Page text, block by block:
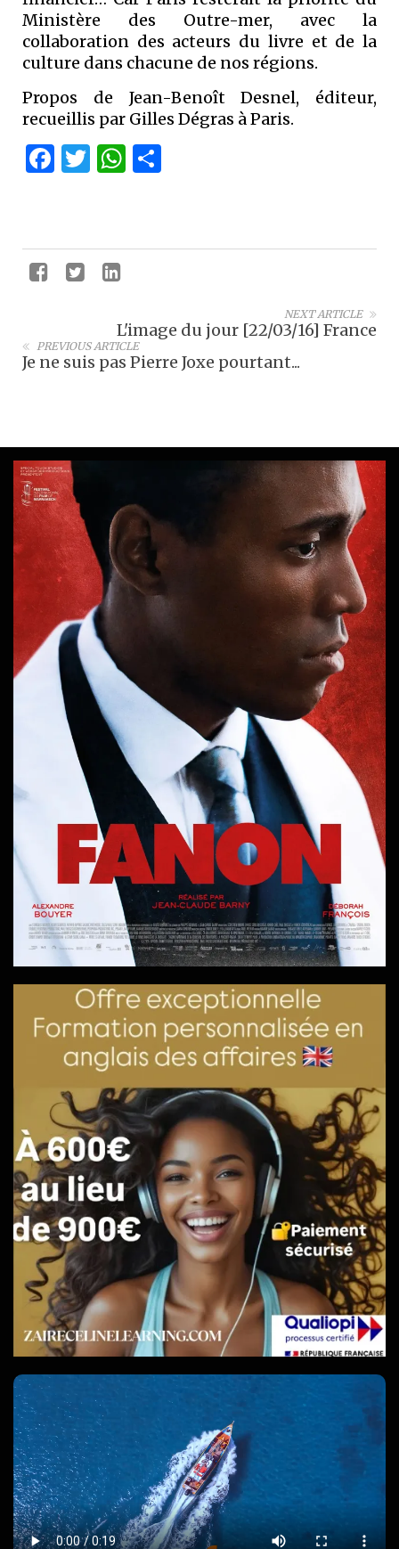
Ministère des Outre-mer, avec la
collaboration des acteurs du livre et de la
culture dans chacune de nos régions.
Propos de Jean-Benoît Desnel, éditeur,
recueillis par Gilles Dégras à Paris.
Facebook
Twitter
WhatsApp
NEXT ARTICLE
L'image du jour [22/03/16] France
PREVIOUS ARTICLE
Je ne suis pas Pierre Joxe pourtant...